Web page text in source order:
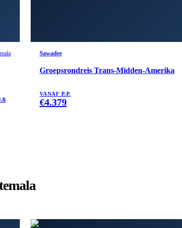
Sawadee
Groepsrondreis Trans-Midden-Amerika
VANAF P.P.
€4.379